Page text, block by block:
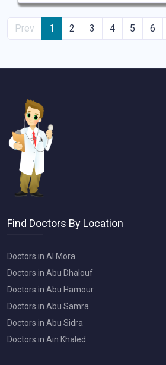
Prev 1 2 3 4 5 6
Find Doctors By Location
Doctors in Al Mora
Doctors in Abu Dhalouf
Doctors in Abu Hamour
Doctors in Abu Samra
Doctors in Abu Sidra
Doctors in Ain Khaled